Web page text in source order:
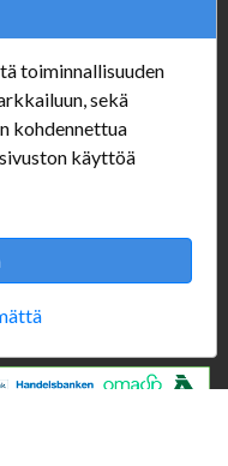
toiminnallisuuden
sekä
kohdennettua
käyttöä